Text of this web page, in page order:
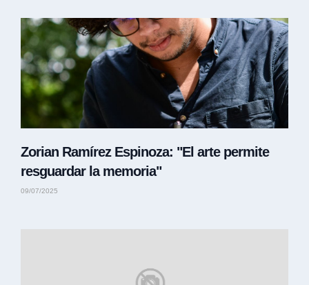
Zorian Ramírez Espinoza: "El arte permite
resguardar la memoria"
09/07/2025